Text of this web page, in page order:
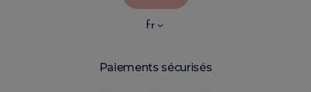
fr
Paiements sécurisés